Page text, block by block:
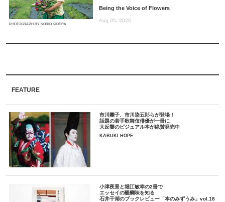
PHOTOGRAPH BY NORIO KIDERA
Being the Voice of Flowers
Aug 05, 2026
FEATURE
市川團子、市川染五郎らが登場！
話題の若手歌舞伎俳優が一冊に
大反響のビジュアル本が絶賛発売中
KABUKI HOPE
小津夜景と堀江敏幸の2冊で
エッセイの醍醐味を知る
石井千湖のブックレビュー「本のみずうみ」vol.18